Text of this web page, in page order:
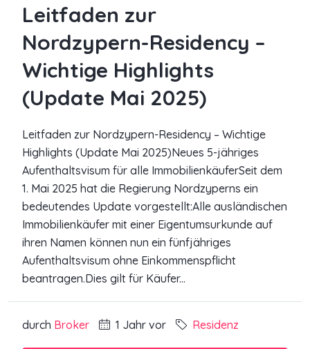
Leitfaden zur
Nordzypern-Residency –
Wichtige Highlights
(Update Mai 2025)
Leitfaden zur Nordzypern-Residency – Wichtige
Highlights (Update Mai 2025)Neues 5-jähriges
Aufenthaltsvisum für alle ImmobilienkäuferSeit dem
1. Mai 2025 hat die Regierung Nordzyperns ein
bedeutendes Update vorgestellt:Alle ausländischen
Immobilienkäufer mit einer Eigentumsurkunde auf
ihren Namen können nun ein fünfjähriges
Aufenthaltsvisum ohne Einkommenspflicht
beantragen.Dies gilt für Käufer...
durch Broker 1 Jahr vor Residenz